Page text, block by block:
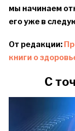
мы начинаем
его уже в
От редакции:
книги о
С